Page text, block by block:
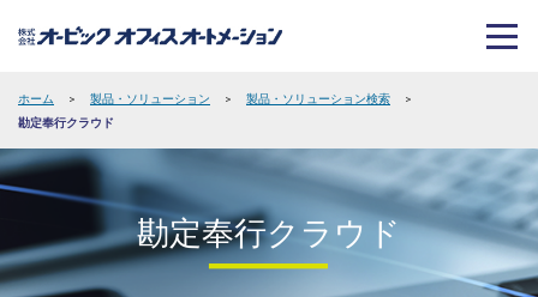
ホーム > 製品・ソリューション > 製品・ソリューション検索
>
勘定奉行クラウド
勘定奉行クラウド